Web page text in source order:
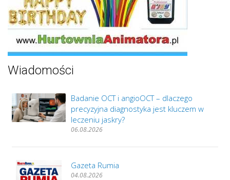
Wiadomości
Badanie OCT i angioOCT – dlaczego
precyzyjna diagnostyka jest kluczem w
leczeniu jaskry?
06.08.2026
Gazeta Rumia
04.08.2026